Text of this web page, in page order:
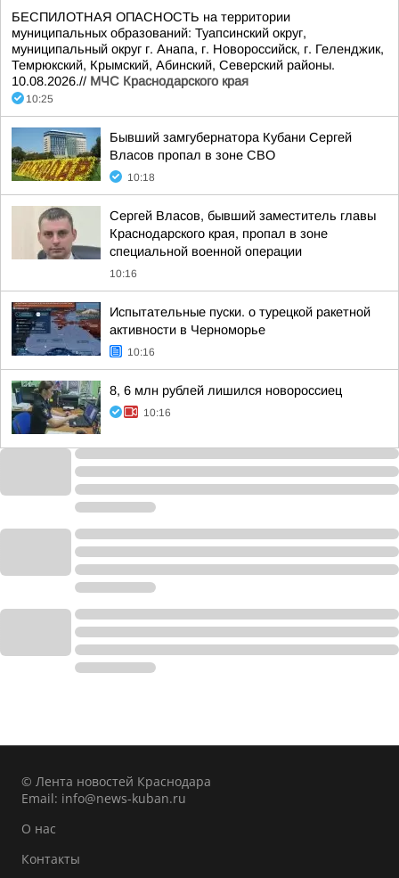
БЕСПИЛОТНАЯ ОПАСНОСТЬ на территории
муниципальных образований: Туапсинский округ,
муниципальный округ г. Анапа, г. Новороссийск, г. Геленджик,
Темрюкский, Крымский, Абинский, Северский районы.
10.08.2026.// МЧС Краснодарского края
10:25
Бывший замгубернатора Кубани Сергей
Власов пропал в зоне СВО
10:18
Сергей Власов, бывший заместитель главы
Краснодарского края, пропал в зоне
специальной военной операции
10:16
Испытательные пуски. о турецкой ракетной
активности в Черноморье
10:16
8, 6 млн рублей лишился новороссиец
10:16
© Лента новостей Краснодара
Email: info@news-kuban.ru
О нас
Контакты